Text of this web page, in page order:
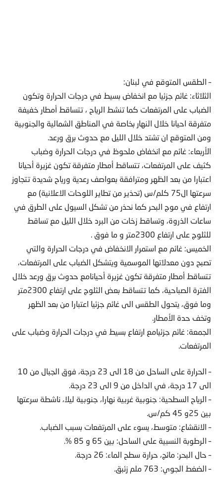
– الطقس المتوقع في لبنان:
الثلاثاء: غائم جزئيا مع انخفاض بسيط في درجات الحرارة وتكون
الضباب على المرتفعات كما تنشط الرياح ، تتساقط أمطار خفيفة
متفرقة احيانا خلال النهار بخاصة في المناطق الشمالية والجنوبية
ومن المتوقع ان تشتد خلال الليل مع حدوث برق ورعد.
الأربعاء: غائم مع انخفاض ملحوظ في درجات الحرارة وضباب
كثيف على المرتفعات، تتساقط أمطار متفرقة تكون غزيرة أحيانا
اعتبارا من بعد الظهر ومترافقة بعواصف رعدية ورياح شديدة تتجاوز
سرعتها ال75 كلم/س (تحذير من تطاير اللوحات الاعلانية) مع
ارتفاع في موج البحر كما نحذر من تشكل السيول على الطرق في
ساعات الذروة، وتساقط زخات من البرد خلال الليل مع تساقط
للثلوج على ارتفاع 2300متر و ما فوق .
الخميس: غائم مع استمرار الانخفاض في درجات الحرارة والتي
تصبح دون معدلاتها الموسمية ويتشكل الضباب على المرتفعات،
تتساقط أمطار متفرقة تكون غزيرة أحيانامع حدوث برق ورعد خلال
الفترة الصباحية، كما تتساقط بعض الثلوج على ارتفاع 2300متر
وما فوق، يتحول الطقس الى غائم جزئيا اعتبارا من بعد الظهر
وتخف حدة الأمطار.
الجمعة: غائم جزئيامع ارتفاع بسيط في درجات الحرارة وضباب على
المرتفعات.
– الحرارة على الساحل من 18 الى 23 درجة، فوق الجبال من 10
الى 17 درجة، في الداخل من 9 الى 23 درجة.
– الرياح السطحية: جنوبية غربية نهارا، جنوبية ليلا، ناشطة سرعتها
بين 25و 45 كم/س.
– الانقشاع: متوسط، يسوء على المرتفعات بسبب الضباب.
– الرطوبة النسبية على الساحل: بين 65 و 85 %.
– حال البحر: مائج، حرارة سطح الماء: 26 درجة.
– الضغط الجوي: 763 ملم زئبق.